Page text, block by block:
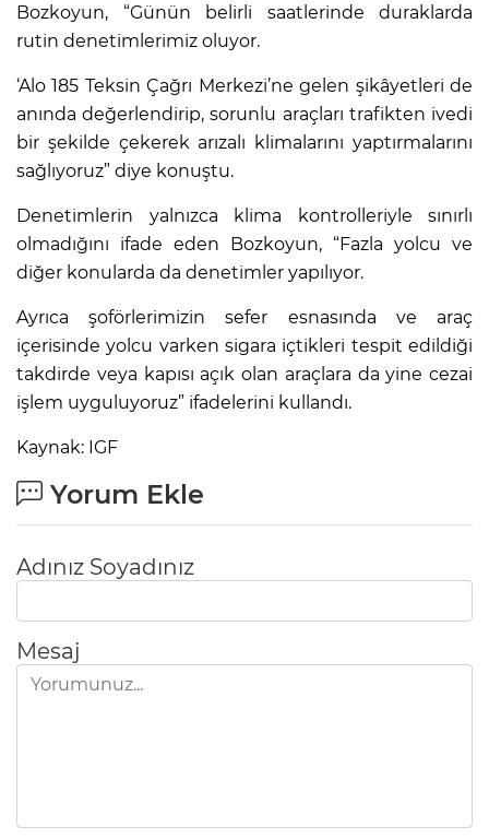
Bozkoyun, “Günün belirli saatlerinde duraklarda
rutin denetimlerimiz oluyor.
‘Alo 185 Teksin Çağrı Merkezi’ne gelen şikâyetleri de
anında değerlendirip, sorunlu araçları trafikten ivedi
bir şekilde çekerek arızalı klimalarını yaptırmalarını
sağlıyoruz” diye konuştu.
Denetimlerin yalnızca klima kontrolleriyle sınırlı
olmadığını ifade eden Bozkoyun, “Fazla yolcu ve
diğer konularda da denetimler yapılıyor.
Ayrıca şoförlerimizin sefer esnasında ve araç
içerisinde yolcu varken sigara içtikleri tespit edildiği
takdirde veya kapısı açık olan araçlara da yine cezai
işlem uyguluyoruz” ifadelerini kullandı.
Kaynak: IGF
Yorum Ekle
Adınız Soyadınız
Mesaj